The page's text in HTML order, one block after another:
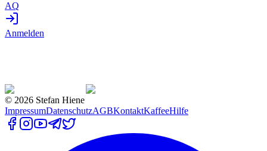
AQ
Anmelden
© 2026 Stefan Hiene
ImpressumDatenschutzAGBKontaktKaffeeHilfe